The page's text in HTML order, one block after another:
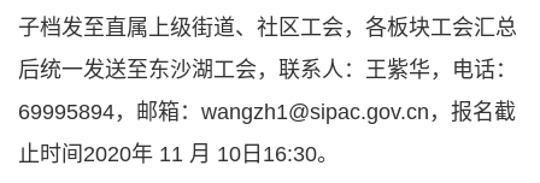
子档发至直属上级街道、社区工会，各板块工会汇总
后统一发送至东沙湖工会，联系人：王紫华，电话：
69995894，邮箱：wangzh1@sipac.gov.cn，报名截
止时间2020年 11 月 10日16:30。